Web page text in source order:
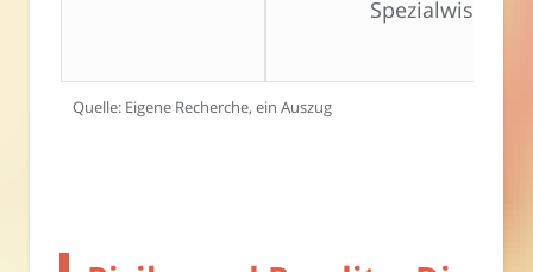
Spezialwissen.
Quelle: Eigene Recherche, ein Auszug